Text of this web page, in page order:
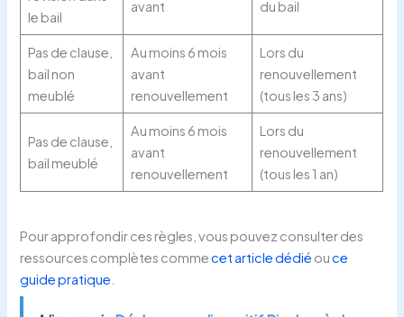
le bail
avant
du bail
Pas de clause,
bail non
meublé
Au moins 6 mois
avant
renouvellement
Lors du
renouvellement
(tous les 3 ans)
Pas de clause,
bail meublé
Au moins 6 mois
avant
renouvellement
Lors du
renouvellement
(tous les 1 an)
Pour approfondir ces règles, vous pouvez consulter des
ressources complètes commecet article dédié ouce
guide pratique